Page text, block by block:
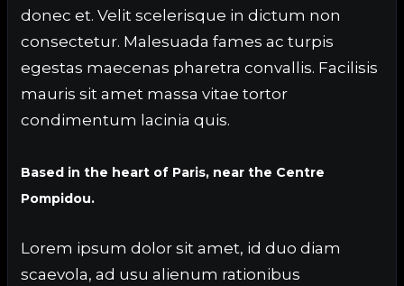
donec et. Velit scelerisque in dictum non
consectetur. Malesuada fames ac turpis
egestas maecenas pharetra convallis. Facilisis
mauris sit amet massa vitae tortor
condimentum lacinia quis.
Based in the heart of Paris, near the Centre
Pompidou.
Lorem ipsum dolor sit amet, id duo diam
scaevola, ad usu alienum rationibus